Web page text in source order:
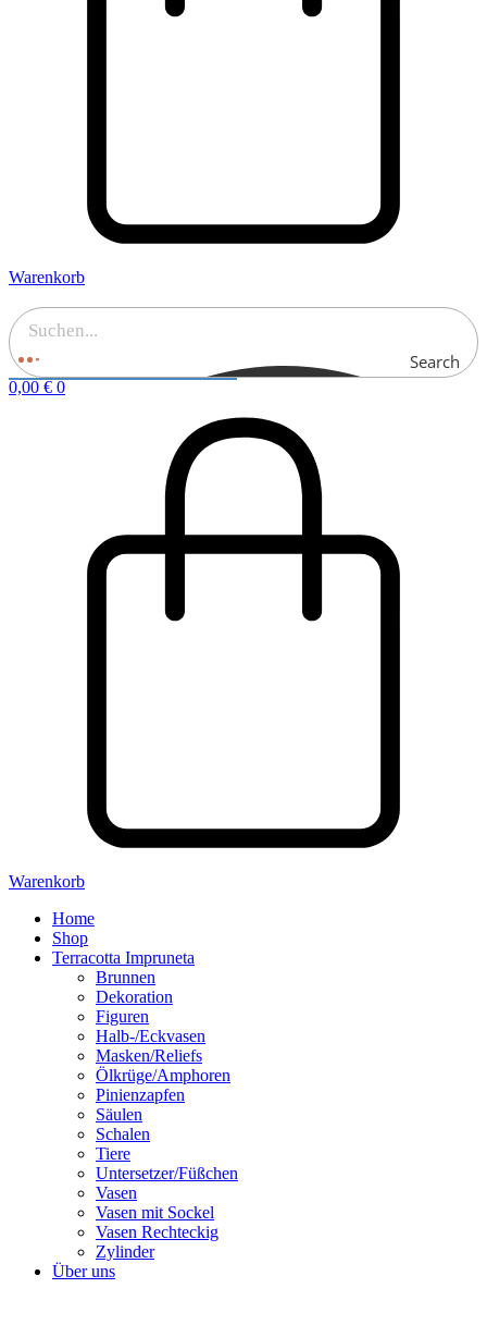
Warenkorb
Search
0,00 € 0
Warenkorb
Home
Shop
Terracotta Impruneta
Brunnen
Dekoration
Figuren
Halb-/Eckvasen
Masken/Reliefs
Ölkrüge/Amphoren
Pinienzapfen
Säulen
Schalen
Tiere
Untersetzer/Füßchen
Vasen
Vasen mit Sockel
Vasen Rechteckig
Zylinder
Über uns